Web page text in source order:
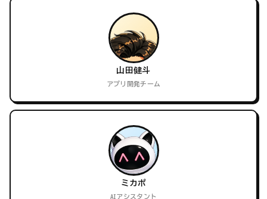
山田健斗
アプリ開発チーム
ミカポ
AIアシスタント